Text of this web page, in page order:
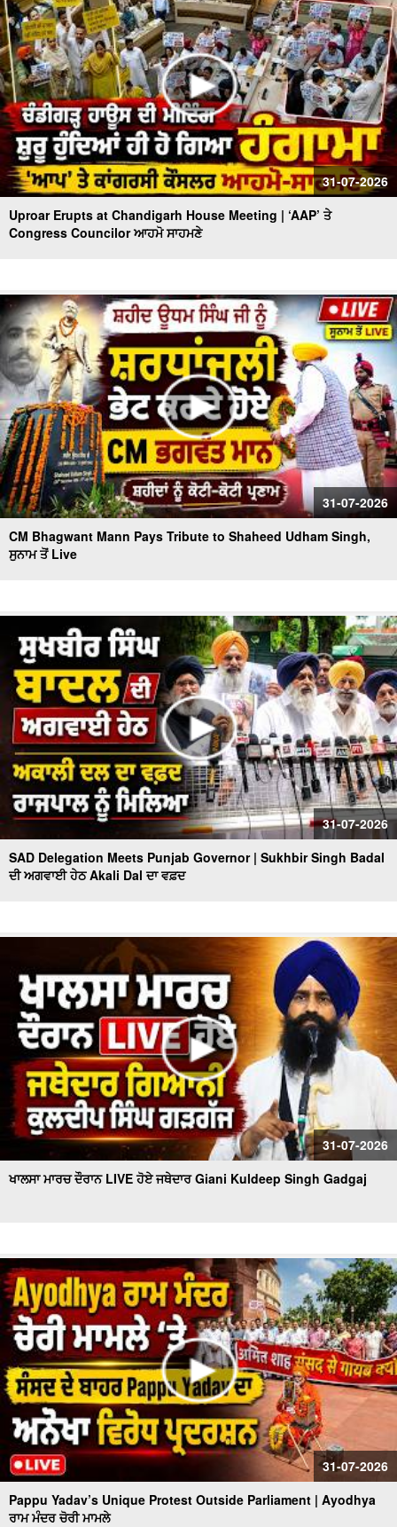
31-07-2026
Uproar Erupts at Chandigarh House Meeting | ‘AAP’ ਤੇ
Congress Councilor ਆਹਮੋ ਸਾਹਮਣੇ
31-07-2026
CM Bhagwant Mann Pays Tribute to Shaheed Udham Singh,
ਸੁਨਾਮ ਤੋਂ Live
31-07-2026
SAD Delegation Meets Punjab Governor | Sukhbir Singh Badal
ਦੀ ਅਗਵਾਈ ਹੇਠ Akali Dal ਦਾ ਵਫ਼ਦ
31-07-2026
ਖਾਲਸਾ ਮਾਰਚ ਦੌਰਾਨ LIVE ਹੋਏ ਜਥੇਦਾਰ Giani Kuldeep Singh Gadgaj
31-07-2026
Pappu Yadav’s Unique Protest Outside Parliament | Ayodhya
ਰਾਮ ਮੰਦਰ ਚੋਰੀ ਮਾਮਲੇ